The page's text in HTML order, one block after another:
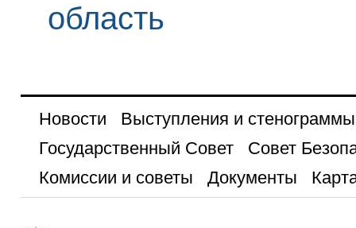
область
Новости
Выступления и стенограммы
Государственный Совет
Совет
Комиссии и советы
Документы